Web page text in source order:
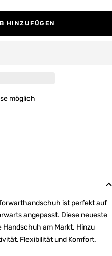
HINZUFÜGEN
möglich
ist perfekt auf
angepasst. Diese neueste
am Markt. Hinzu
Flexibilität und Komfort.